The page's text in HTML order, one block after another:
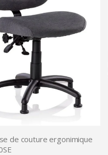
de couture ergonimique